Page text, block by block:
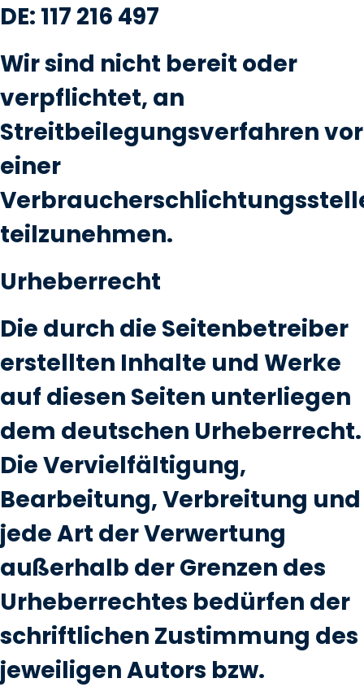
DE: 117 216 497
Wir sind nicht bereit oder
verpflichtet, an
Streitbeilegungsverfahren vor
einer
teilzunehmen.
Urheberrecht
Die durch die Seitenbetreiber
erstellten Inhalte und Werke
auf diesen Seiten unterliegen
dem deutschen Urheberrecht.
Die Vervielfältigung,
Bearbeitung, Verbreitung und
jede Art der Verwertung
außerhalb der Grenzen des
Urheberrechtes bedürfen der
schriftlichen Zustimmung des
jeweiligen Autors bzw.